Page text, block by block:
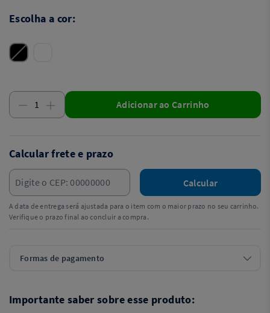
Escolha a cor:
Adicionar ao Carrinho
Calcular frete e prazo
Calcular
A data de entrega será ajustada para o item com o maior prazo no seu carrinho.
Verifique o prazo final ao concluir a compra.
Formas de pagamento
Importante saber sobre esse produto: